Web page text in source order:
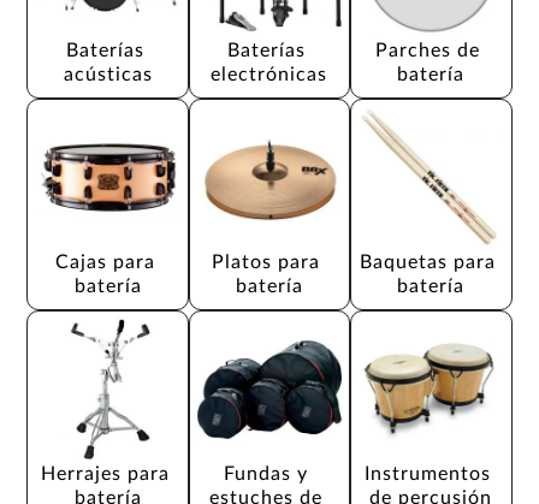
Baterías
acústicas
Baterías
electrónicas
Parches de
batería
Cajas para
batería
Platos para
batería
Baquetas para
batería
Herrajes para
batería
Fundas y
estuches de
Instrumentos
de percusión